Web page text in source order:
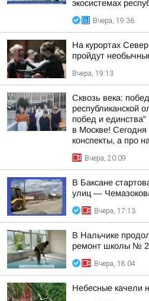
экосистемах
Вчера, 19:36
На курортах
пройдут
Вчера, 19:13
Сквозь века:
республиканской
побед и единства"
в Москве! Сегодня
конспекты, а про
Вчера, 20:09
В Баксане
улиц —
Вчера, 17:13
В Нальчике
ремонт школы №
Вчера, 18:04
Небесные качели